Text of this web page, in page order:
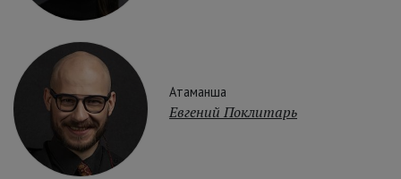
Атаманша
Евгений Поклитарь